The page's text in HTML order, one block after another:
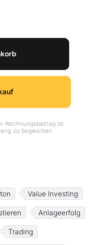
Rechnungsbetrag ist
zu begleichen.
Value Investing
Anlageerfolg
Trading